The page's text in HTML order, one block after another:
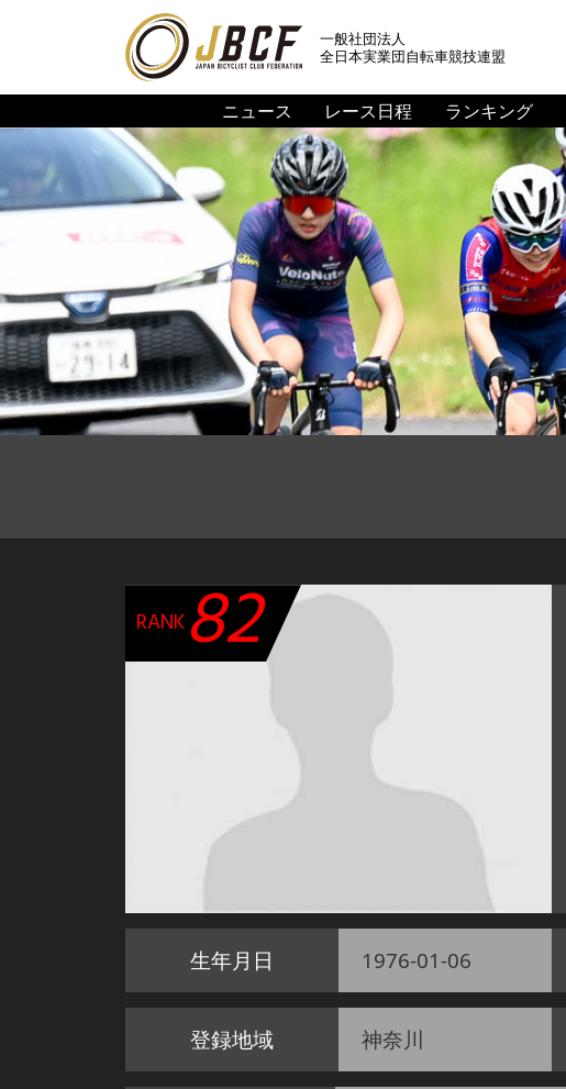
一般社団法人
全日本実業団自転車競技連盟
ニュース レース日程 ランキング
RANK82
生年月日 1976-01-06
登録地域 神奈川